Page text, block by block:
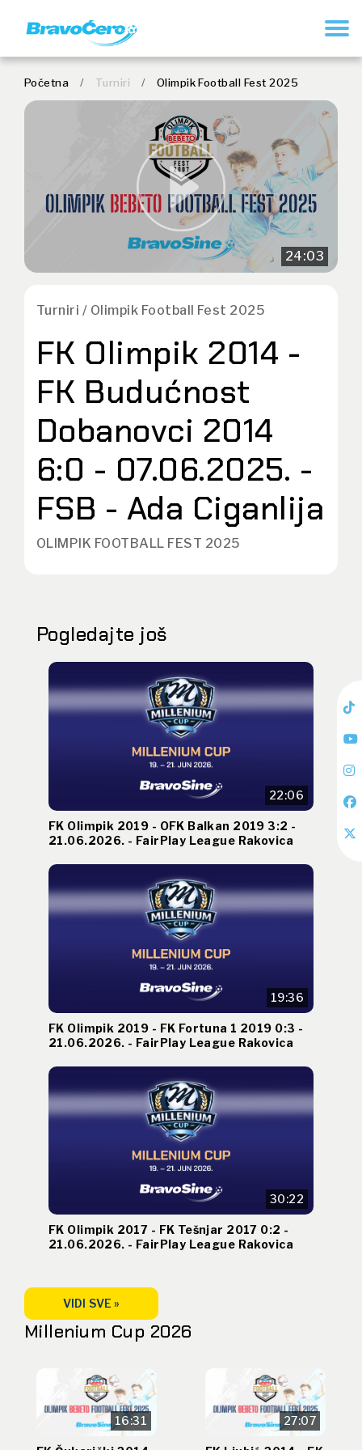
Početna / Turniri / Olimpik Football Fest 2025
24:03
Turniri / Olimpik Football Fest 2025
FK Olimpik 2014 -
FK Budućnost
Dobanovci 2014
6:0 - 07.06.2025. -
FSB - Ada Ciganlija
OLIMPIK FOOTBALL FEST 2025
Pogledajte još
22:06
FK Olimpik 2019 - OFK Balkan 2019 3:2 -
21.06.2026. - FairPlay League Rakovica
19:36
FK Olimpik 2019 - FK Fortuna 1 2019 0:3 -
21.06.2026. - FairPlay League Rakovica
30:22
FK Olimpik 2017 - FK Tešnjar 2017 0:2 -
21.06.2026. - FairPlay League Rakovica
VIDI SVE »
Millenium Cup 2026
16:31 27:07